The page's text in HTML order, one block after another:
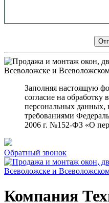
Заполняя настоящую
согласие на
персональных данных,
требованиями
2006 г. №152-ФЗ «О
Обратный звонок
Компания